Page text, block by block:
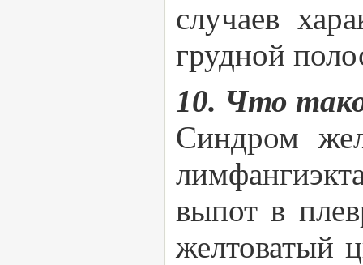
случаев
грудной
10. Что
Синдром
выпот в
желтоватый